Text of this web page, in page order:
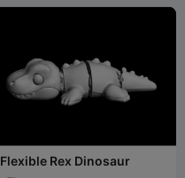
Flexible Rex Dinosaur